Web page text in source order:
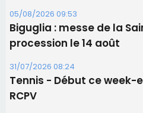
05/08/2026 09:53
Biguglia : messe de la
procession le 14 août
31/07/2026 08:24
Tennis - Début ce week-
RCPV